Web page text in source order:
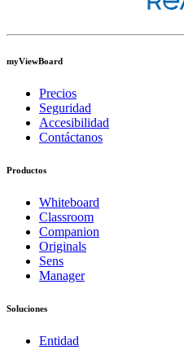
myViewBoard
Precios
Seguridad
Accesibilidad
Contáctanos
Productos
Whiteboard
Classroom
Companion
Originals
Sens
Manager
Soluciones
Entidad